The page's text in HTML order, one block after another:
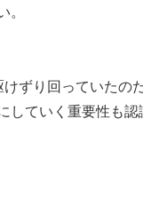
ずり回っていたの
していく重要性も